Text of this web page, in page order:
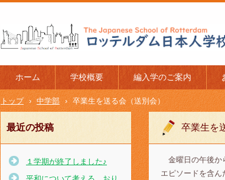
l of Rotterdam
ホーム 学校概要 編入学のご案内
トップ › 中学部 › 卒業生を送る会（送別会）
卒業生を
金曜日の午後か
エピソードを含
最近の投稿
１学期が終了しました♪